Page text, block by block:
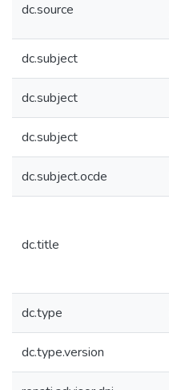
dc.source
dc.subject
dc.subject
dc.subject
dc.subject.ocde
dc.title
dc.type
dc.type.version